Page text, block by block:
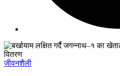
जीवनशैली